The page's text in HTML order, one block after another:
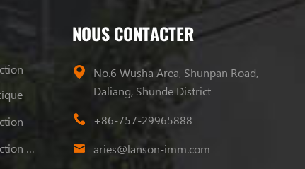
Machine De Moulage Par Injection Plastique
NOUS CONTACTER
No.6 Wusha Area, Shunpan Road,
Daliang, Shunde District
+86-757-29965888
aries@lanson-imm.com